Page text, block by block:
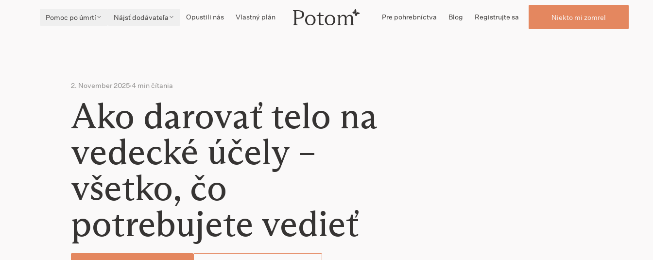
Pomoc po úmrtí Nájsť dodávateľa Opustili nás Vlastný plán Pre pohrebníctva Blog Registrujte sa Niekto mi zomrel
2. November 2025·4 min čítania
Ako darovať telo na
vedecké účely –
všetko, čo
potrebujete vedieť